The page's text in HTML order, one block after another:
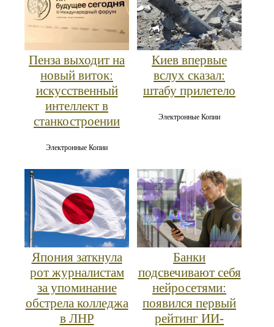
Пенза выходит на
новый виток:
искусственный
интеллект в
станкостроении
Электронные Копии
Киев впервые
вслух сказал:
штабу прилетело
Электронные Копии
Япония заткнула
рот журналистам
за упоминание
обстрела колледжа
в ЛНР
Банки
подсвечивают себя
нейросетями:
появился первый
рейтинг ИИ-